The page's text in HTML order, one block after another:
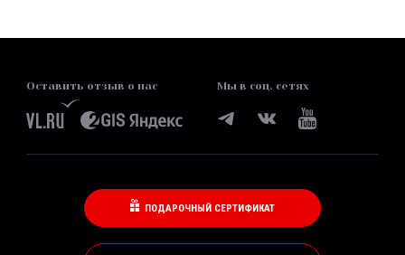
Оставить отзыв о нас Мы в соц. сетях
ПОДАРОЧНЫЙ СЕРТИФИКАТ